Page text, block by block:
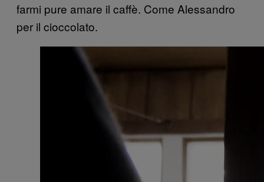
farmi pure amare il caffè. Come Alessandro
per il cioccolato.